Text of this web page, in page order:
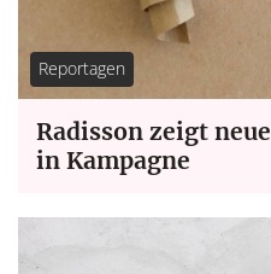
Reportagen
Radisson zeigt
in Kampagne